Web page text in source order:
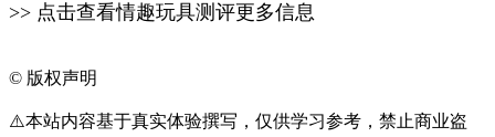
>> 点击查看情趣玩具测评更多信息
© 版权声明
⚠️本站内容基于真实体验撰写，仅供学习参考，禁止商业盗